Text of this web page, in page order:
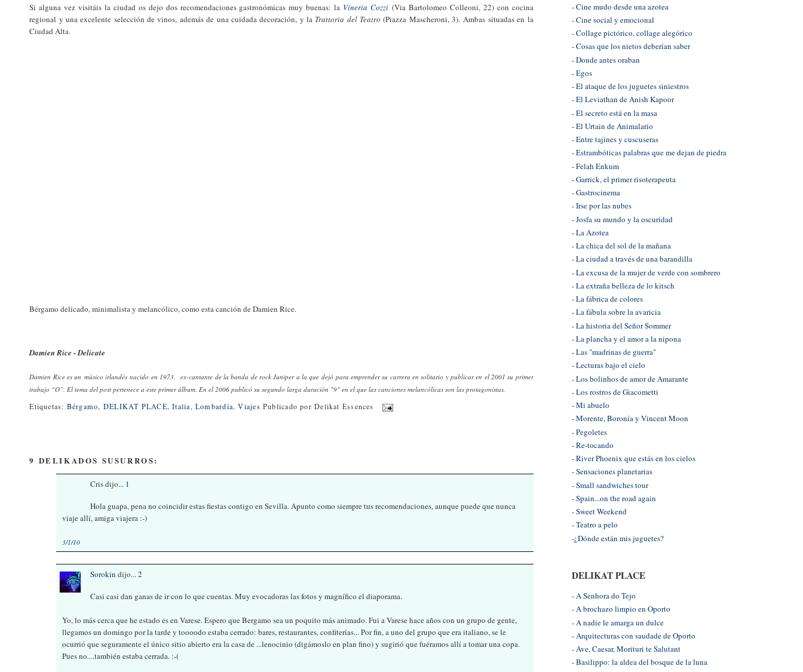
Si alguna vez visitáis la ciudad os dejo dos recomendaciones gastronómicas muy buenas: la Vineria Cozzi (Via Bartolomeo Colleoni, 22) con cocina
regional y una excelente selección de vinos, además de una cuidada decoración, y la Trattoria del Teatro (Piazza Mascheroni, 3). Ambas situadas en la
Ciudad Alta.
Bérgamo delicado, minimalista y melancólico, como esta canción de Damien Rice.
Damien Rice - Delicate
Damien Rice es un músico irlandés nacido en 1973, ex-cantante de la banda de rock Juniper a la que dejó para emprender su carrera en solitario y publicar en el 2001 su primer
trabajo “O”. El tema del post pertenece a este primer álbum. En el 2006 publicó su segundo larga duración "9" en el que las canciones melancólicas son las protagonistas.
Etiquetas: Bérgamo, DELIKAT PLACE,Italia, Lombardía,Viajes Publicado porDelikat Essences
9 DELIKADOS SUSURROS:
Cris dijo... 1
Hola guapa, pena no coincidir estas fiestas contigo en Sevilla. Apunto como siempre tus recomendaciones, aunque puede que nunca
viaje allí, amiga viajera :-)
3/1/10
Sorokin dijo...2
Casi casi dan ganas de ir con lo que cuentas. Muy evocadoras las fotos y magnífico el diaporama.
Yo, lo más cerca que he estado es en Varese. Espero que Bergamo sea un poquito más animado. Fui a Varese hace años con un grupo de gente,
llegamos un domingo por la tarde y toooodo estaba cerrado: bares, restaurantes, confiterías... Por fin, a uno del grupo que era italiano, se le
ocurrió que seguramente el único sitio abierto era la casa de ...lenocinio (digámoslo en plan fino) y sugirió que fuéramos allí a tomar una copa.
Pues no....también estaba cerrada. :-(
- Cine mudo desde una azotea
- Cine social y emocional
- Collage pictórico, collage alegórico
- Cosas que los nietos deberían saber
- Donde antes oraban
- Egos
- El ataque de los juguetes siniestros
- El Leviathan de Anish Kapoor
- El secreto está en la masa
- El Urtain de Animalario
- Entre tajines y cuscuseras
- Estrambóticas palabras que me dejan de piedra
- Felah Enkum
- Garrick, el primer risoterapeuta
- Gastrocinema
- Irse por las nubes
- Josfa su mundo y la oscuridad
- La Azotea
- La chica del sol de la mañana
- La ciudad a través de una barandilla
- La excusa de la mujer de verde con sombrero
- La extraña belleza de lo kitsch
- La fábrica de colores
- La fábula sobre la avaricia
- La historia del Señor Sommer
- La plancha y el amor a la nipona
- Las "madrinas de guerra"
- Lecturas bajo el cielo
- Los bolinhos de amor de Amarante
- Los rostros de Giacometti
- Mi abuelo
- Morente, Boronía y Vincent Moon
- Pegoletes
- Re-tocando
- River Phoenix que estás en los cielos
- Sensaciones planetarias
- Small sandwiches tour
- Spain...on the road again
- Sweet Weekend
- Teatro a pelo
-¿Dónde están mis juguetes?
DELIKAT PLACE
- A Senhora do Tejo
- A brochazo limpio en Oporto
- A nadie le amarga un dulce
- Arquitecturas con saudade de Oporto
- Ave, Caesar, Morituri te Salutant
- Basilippo: la aldea del bosque de la luna